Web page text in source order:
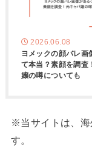
2026.06.08
ヨメックの顔バレ画
て本当？素顔を調査
嬢の噂についても
※当サイトは、海
す。